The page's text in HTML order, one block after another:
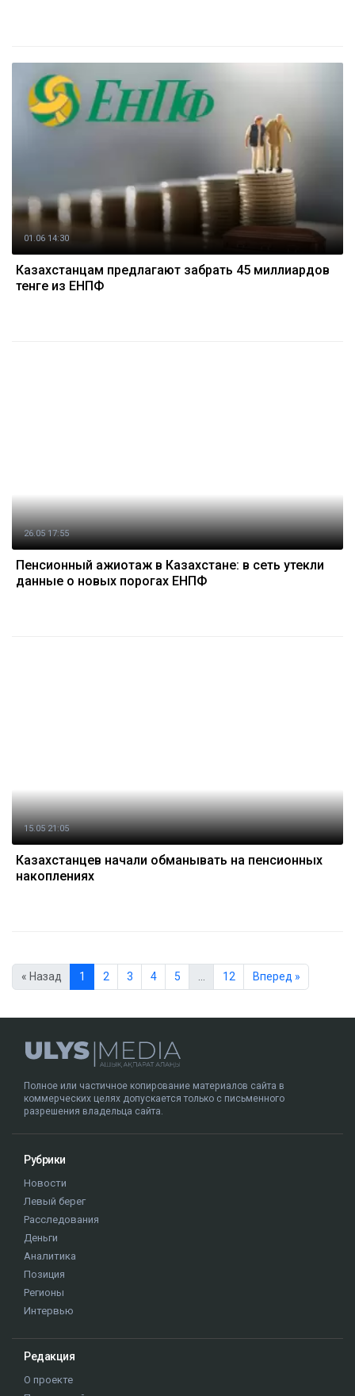
01.06 14:30
Казахстанцам предлагают забрать 45 миллиардов
тенге из ЕНПФ
26.05 17:55
Пенсионный ажиотаж в Казахстане: в сеть утекли
данные о новых порогах ЕНПФ
15.05 21:05
Казахстанцев начали обманывать на пенсионных
накоплениях
« Назад 1 2 3 4 5 … 12 Вперед »
Полное или частичное копирование материалов сайта в
коммерческих целях допускается только с письменного
разрешения владельца сайта.
Рубрики
Новости
Левый берег
Расследования
Деньги
Аналитика
Позиция
Регионы
Интервью
Редакция
О проекте